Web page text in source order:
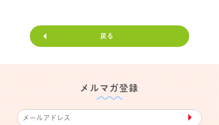
戻る
メルマガ登録
▶︎